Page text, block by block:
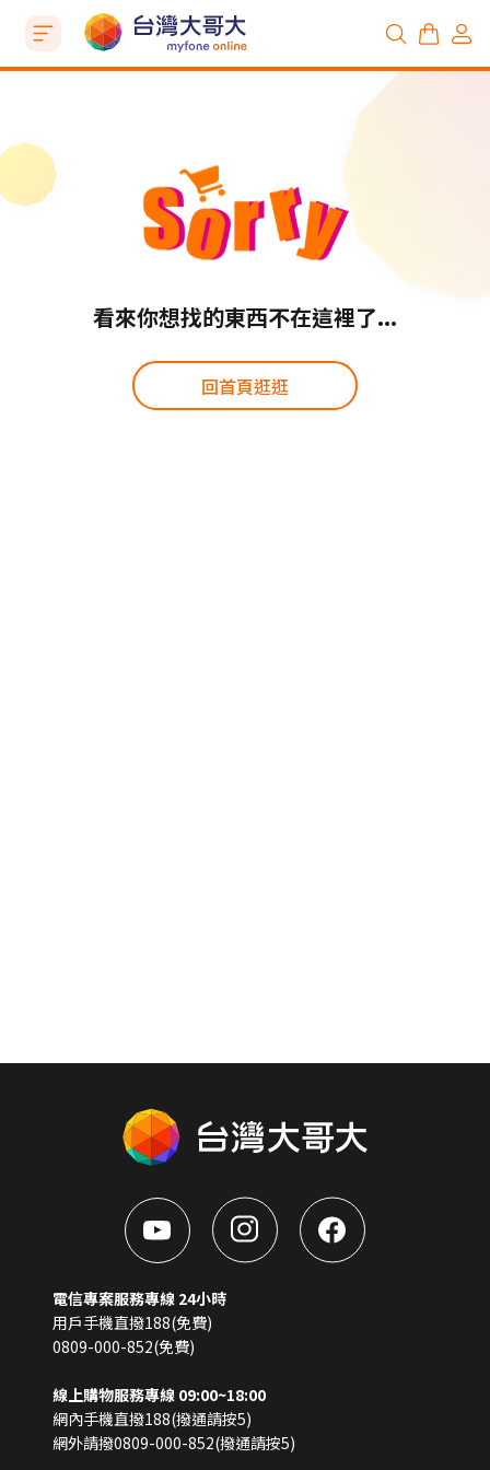
看來你想找的東西不在這裡了...
回首頁逛逛
電信專案服務專線 24小時
用戶手機直撥188(免費)
0809-000-852(免費)
線上購物服務專線 09:00~18:00
網內手機直撥188(撥通請按5)
網外請撥0809-000-852(撥通請按5)